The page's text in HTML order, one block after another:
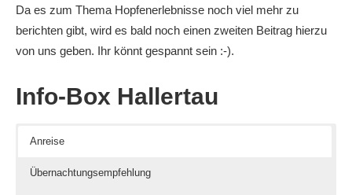
Da es zum Thema Hopfenerlebnisse noch viel mehr zu
berichten gibt, wird es bald noch einen zweiten Beitrag hierzu
von uns geben. Ihr könnt gespannt sein :-).
Info-Box Hallertau
Anreise
Übernachtungsempfehlung